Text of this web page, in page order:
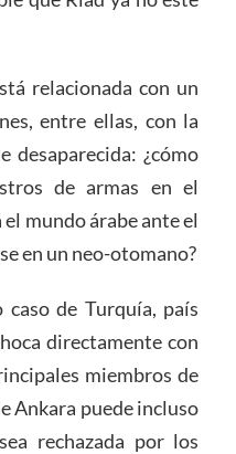
relacionada con un
entre ellas, con la
desaparecida: ¿cómo
de armas en el
mundo árabe ante el
en un neo-otomano?
caso de Turquía, país
directamente con
miembros de
Ankara puede incluso
rechazada por los